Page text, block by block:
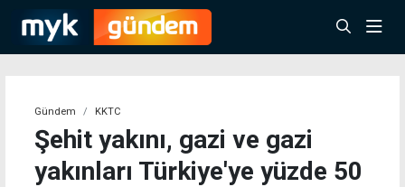
Gündem KKTC
Şehit yakını, gazi ve gazi
yakınları Türkiye'ye yüzde 50